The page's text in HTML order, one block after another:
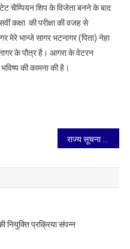
उपलब्धि
हासिल
चैम्पियन शिप के विजेता बनने के बाद
कक्षा की परीक्षा की वजह से
मेरे भान्जे सागर भटनागर (पिता) नेहा
के पौत्र है। आगरा के वेटरन
की कामना की है।
नियुक्ति प्रक्रिया संपन्न